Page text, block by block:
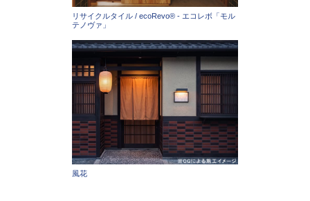
リサイクルタイル / ecoRevo® - エコレボ「モル
テノヴァ」
風花